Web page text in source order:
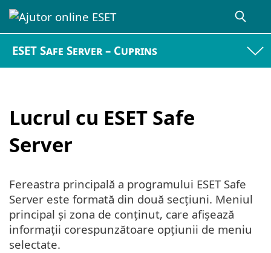
ESET Safe Server – Cuprins
Lucrul cu ESET Safe
Server
Fereastra principală a programului ESET Safe
Server este formată din două secțiuni. Meniul
principal și zona de conținut, care afișează
informații corespunzătoare opțiunii de meniu
selectate.